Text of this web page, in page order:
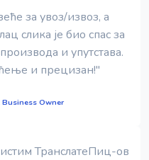
за увоз/извоз, а
слика је био спас за
и упутстава.
и прецизан!"
Business Owner
ТранслатеПиц-ов